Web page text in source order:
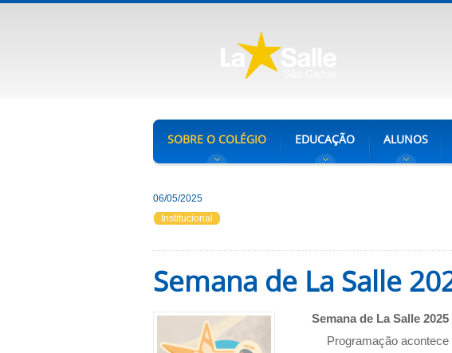
SOBRE O COLÉGIO EDUCAÇÃO ALUNOS
06/05/2025
Institucional
Semana de La Salle
Semana de La Salle
Programação